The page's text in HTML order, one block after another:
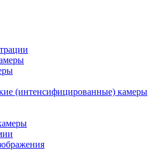
(интенсифицированные) камеры